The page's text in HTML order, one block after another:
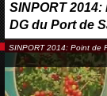
SINPORT
DG du Port de
SINPORT 2014: Point de